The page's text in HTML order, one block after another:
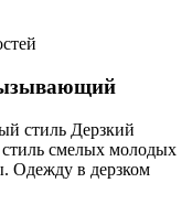
стиль Дерзкий
стиль смелых молодых
Одежду в дерзком